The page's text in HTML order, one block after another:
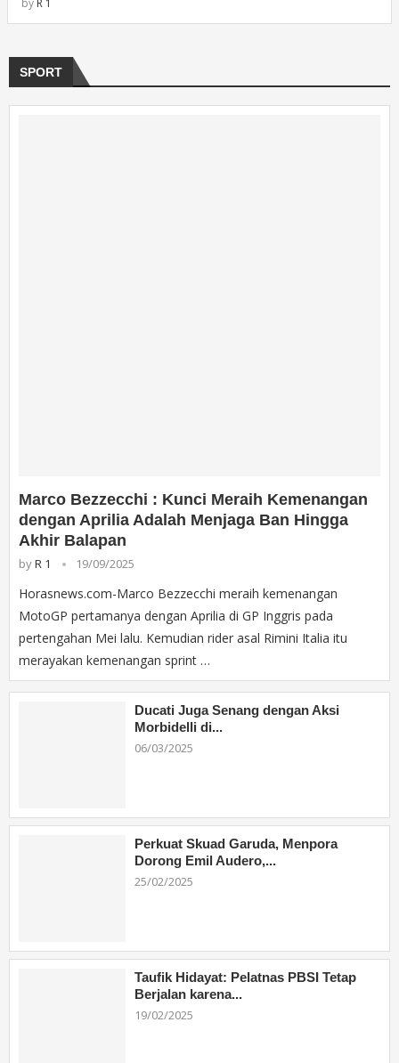
by R 1
SPORT
Marco Bezzecchi : Kunci Meraih Kemenangan
dengan Aprilia Adalah Menjaga Ban Hingga
Akhir Balapan
byR 1 19/09/2025
Horasnews.com-Marco Bezzecchi meraih kemenangan
MotoGP pertamanya dengan Aprilia di GP Inggris pada
pertengahan Mei lalu. Kemudian rider asal Rimini Italia itu
merayakan kemenangan sprint …
Ducati Juga Senang dengan Aksi
Morbidelli di...
06/03/2025
Perkuat Skuad Garuda, Menpora
Dorong Emil Audero,...
25/02/2025
Taufik Hidayat: Pelatnas PBSI Tetap
Berjalan karena...
19/02/2025